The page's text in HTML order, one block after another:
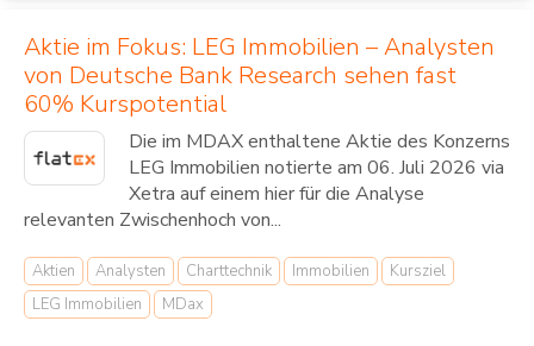
Aktie im Fokus: LEG Immobilien – Analysten
von Deutsche Bank Research sehen fast
60% Kurspotential
Die im MDAX enthaltene Aktie des Konzerns
LEG Immobilien notierte am 06. Juli 2026 via
Xetra auf einem hier für die Analyse
relevanten Zwischenhoch von...
Aktien Analysten Charttechnik Immobilien
Kursziel
LEG Immobilien
MDax